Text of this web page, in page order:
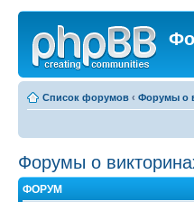
Список форумов ‹ Форумы о
Форумы о
ФОРУМ